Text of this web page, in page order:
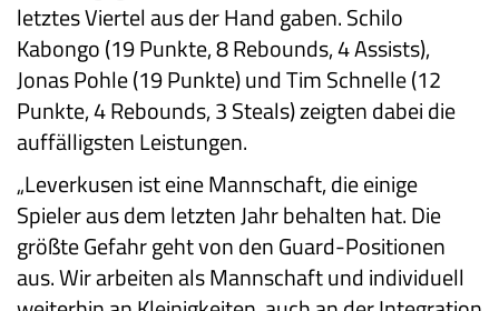
letztes Viertel aus der Hand gaben. Schilo
Kabongo (19 Punkte, 8 Rebounds, 4 Assists),
Jonas Pohle (19 Punkte) und Tim Schnelle (12
Punkte, 4 Rebounds, 3 Steals) zeigten dabei die
auffälligsten Leistungen.
„Leverkusen ist eine Mannschaft, die einige
Spieler aus dem letzten Jahr behalten hat. Die
größte Gefahr geht von den Guard-Positionen
aus. Wir arbeiten als Mannschaft und individuell